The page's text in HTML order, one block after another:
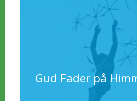
Gud Fader på